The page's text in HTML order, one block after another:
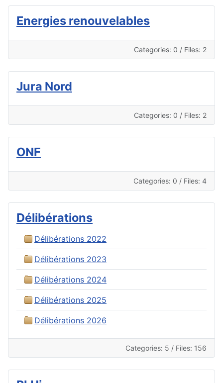
Energies renouvelables
Categories: 0 / Files: 2
Jura Nord
Categories: 0 / Files: 2
ONF
Categories: 0 / Files: 4
Délibérations
Délibérations 2022
Délibérations 2023
Délibérations 2024
Délibérations 2025
Délibérations 2026
Categories: 5 / Files: 156